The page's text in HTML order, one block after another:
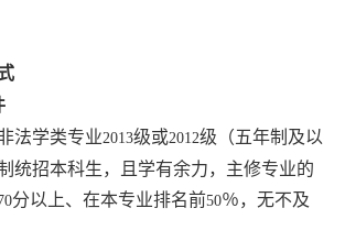
法学类专业2013级或2012级（五年制及以
统招本科生，且学有余力，主修专业的
分以上、在本专业排名前50％，无不及